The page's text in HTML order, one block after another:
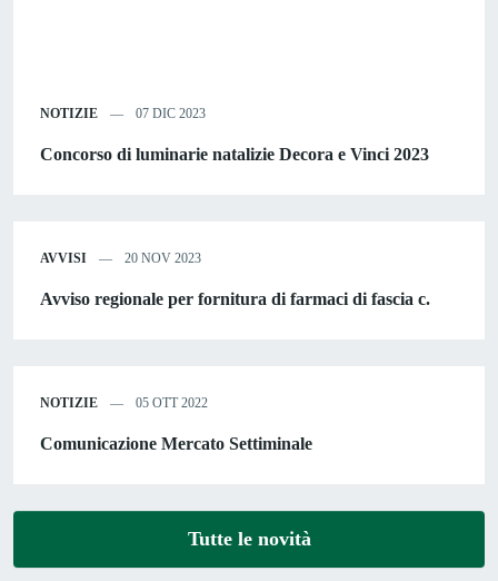
NOTIZIE 07 DIC 2023
Concorso di luminarie natalizie Decora e Vinci 2023
AVVISI 20 NOV 2023
Avviso regionale per fornitura di farmaci di fascia c.
NOTIZIE 05 OTT 2022
Comunicazione Mercato Settiminale
Tutte le novità